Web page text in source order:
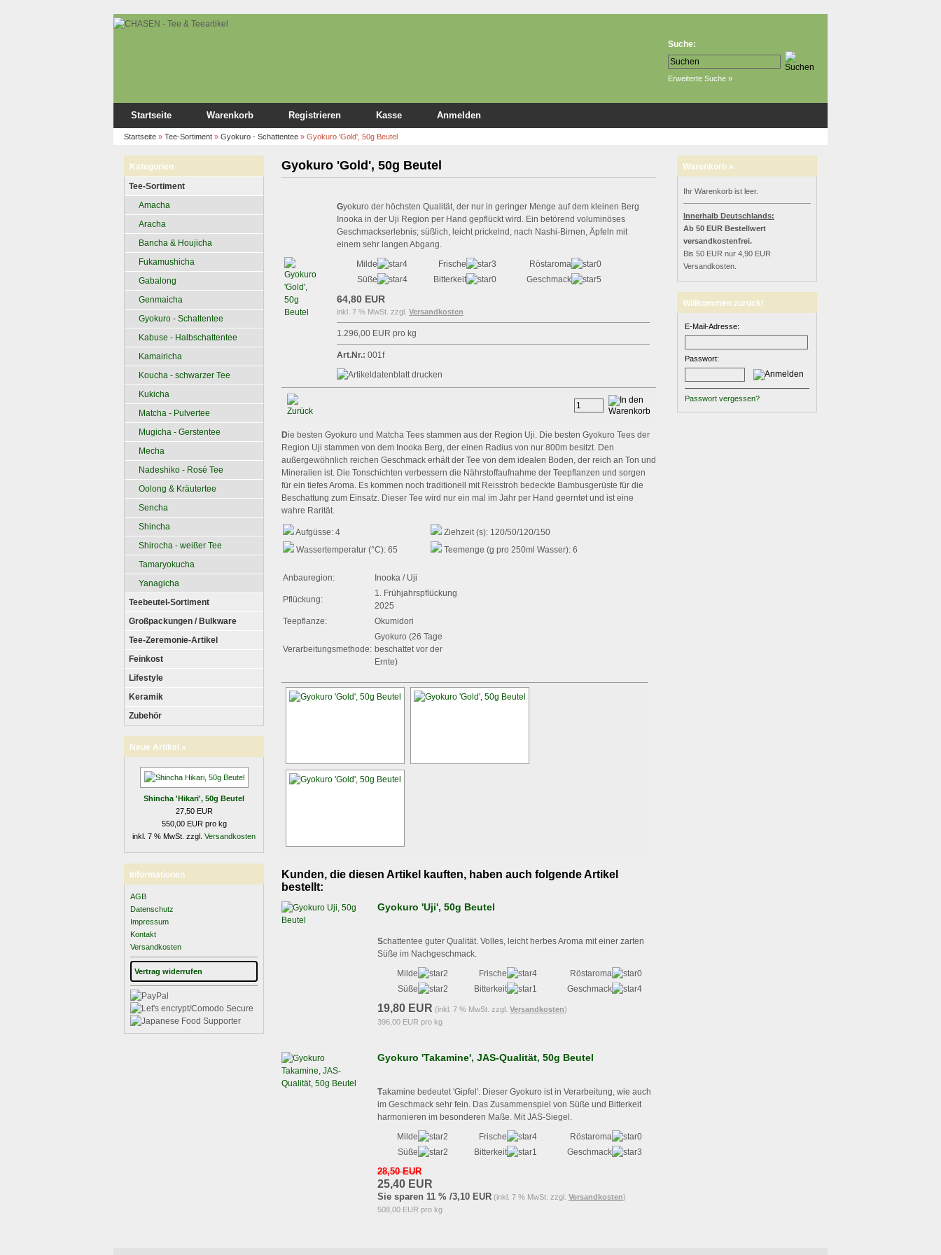
Suche:
Erweiterte Suche »
Startseite Warenkorb Registrieren Kasse Anmelden
Startseite » Tee-Sortiment » Gyokuro - Schattentee » Gyokuro 'Gold', 50g Beutel
Kategorien
Tee-Sortiment
Amacha
Aracha
Bancha & Houjicha
Fukamushicha
Gabalong
Genmaicha
Gyokuro - Schattentee
Kabuse - Halbschattentee
Kamairicha
Koucha - schwarzer Tee
Kukicha
Matcha - Pulvertee
Mugicha - Gerstentee
Mecha
Nadeshiko - Rosé Tee
Oolong & Kräutertee
Sencha
Shincha
Shirocha - weißer Tee
Tamaryokucha
Yanagicha
Teebeutel-Sortiment
Großpackungen / Bulkware
Tee-Zeremonie-Artikel
Feinkost
Lifestyle
Keramik
Zubehör
Neue Artikel »
Shincha 'Hikari', 50g Beutel
27,50 EUR
550,00 EUR pro kg
inkl. 7 % MwSt. zzgl. Versandkosten
Informationen
AGB
Datenschutz
Impressum
Kontakt
Versandkosten
Vertrag widerrufen
Gyokuro 'Gold', 50g Beutel
Gyokuro der höchsten Qualität, der nur in geringer Menge auf dem kleinen Berg
Inooka in der Uji Region per Hand gepflückt wird. Ein betörend voluminöses
Geschmackserlebnis; süßlich, leicht prickelnd, nach Nashi-Birnen, Äpfeln mit
einem sehr langen Abgang.
Milde
Frische
Röstaroma
Süße
Bitterkeit Geschmack
64,80 EUR
inkl. 7 % MwSt. zzgl. Versandkosten
1.296,00 EUR pro kg
Art.Nr.: 001f
Die besten Gyokuro und Matcha Tees stammen aus der Region Uji. Die besten Gyokuro Tees der
Region Uji stammen von dem Inooka Berg, der einen Radius von nur 800m besitzt. Den
außergewöhnlich reichen Geschmack erhält der Tee von dem idealen Boden, der reich an Ton und
Mineralien ist. Die Tonschichten verbessern die Nährstoffaufnahme der Teepflanzen und sorgen
für ein tiefes Aroma. Es kommen noch traditionell mit Reisstroh bedeckte Bambusgerüste für die
Beschattung zum Einsatz. Dieser Tee wird nur ein mal im Jahr per Hand geerntet und ist eine
wahre Rarität.
Aufgüsse: 4
Ziehzeit (s): 120/50/120/150
Wassertemperatur (°C): 65
Teemenge (g pro 250ml Wasser): 6
Anbauregion: Inooka / Uji
Pflückung:
1. Frühjahrspflückung
2025
Teepflanze:
Okumidori
Verarbeitungsmethode:
Gyokuro (26 Tage
beschattet vor der
Ernte)
Kunden, die diesen Artikel kauften, haben auch folgende Artikel
bestellt:
Gyokuro 'Uji', 50g Beutel
Schattentee guter Qualität. Volles, leicht herbes Aroma mit einer zarten
Süße im Nachgeschmack.
Milde
Frische
Röstaroma
Süße
Bitterkeit Geschmack
19,80 EUR (inkl. 7 % MwSt. zzgl. Versandkosten)
396,00 EUR pro kg
Gyokuro 'Takamine', JAS-Qualität, 50g Beutel
Takamine bedeutet 'Gipfel'. Dieser Gyokuro ist in Verarbeitung, wie auch
im Geschmack sehr fein. Das Zusammenspiel von Süße und Bitterkeit
harmonieren im besonderen Maße. Mit JAS-Siegel.
Milde
Frische
Röstaroma
Süße
Bitterkeit Geschmack
28,50 EUR
25,40 EUR
Sie sparen 11 % /3,10 EUR (inkl. 7 % MwSt. zzgl. Versandkosten)
508,00 EUR pro kg
Warenkorb »
Ihr Warenkorb ist leer.
Innerhalb Deutschlands:
Ab 50 EUR Bestellwert
versandkostenfrei.
Bis 50 EUR nur 4,90 EUR
Versandkosten.
Willkommen zurück!
E-Mail-Adresse:
Passwort:
Passwort vergessen?